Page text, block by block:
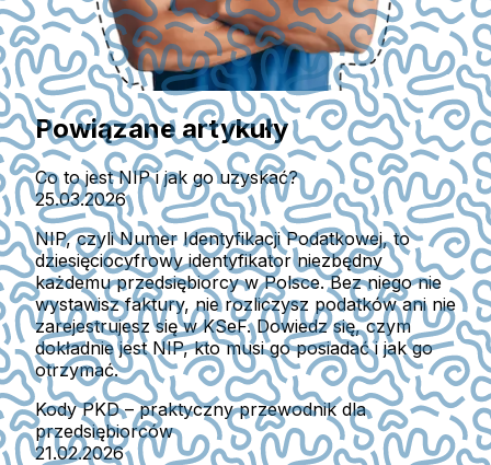
Powiązane artykuły
Co to jest NIP i jak go uzyskać?
25.03.2026
NIP, czyli Numer Identyfikacji Podatkowej, to
dziesięciocyfrowy identyfikator niezbędny
każdemu przedsiębiorcy w Polsce. Bez niego nie
wystawisz faktury, nie rozliczysz podatków ani nie
zarejestrujesz się w KSeF. Dowiedz się, czym
dokładnie jest NIP, kto musi go posiadać i jak go
otrzymać.
Kody PKD – praktyczny przewodnik dla
przedsiębiorców
21.02.2026